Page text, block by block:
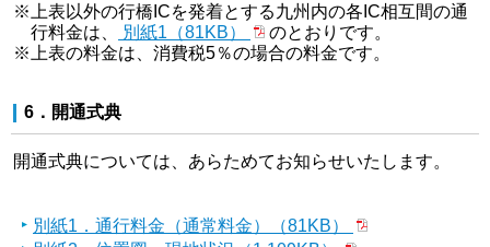
※上表以外の行橋ICを発着とする九州内の各IC相互間の通
行料金は、
別紙1（81KB）
のとおりです。
※上表の料金は、消費税5％の場合の料金です。
6．開通式典
開通式典については、あらためてお知らせいたします。
別紙1．通行料金（通常料金）（81KB）